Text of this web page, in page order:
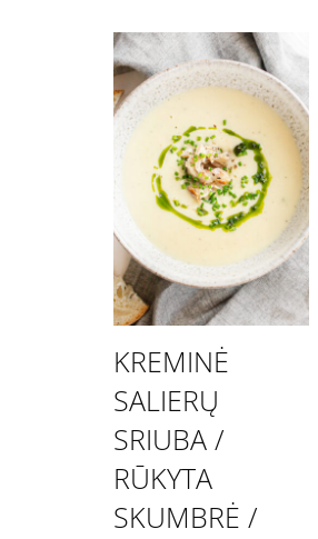
KREMINĖ
SALIERŲ
SRIUBA /
RŪKYTA
SKUMBRĖ /